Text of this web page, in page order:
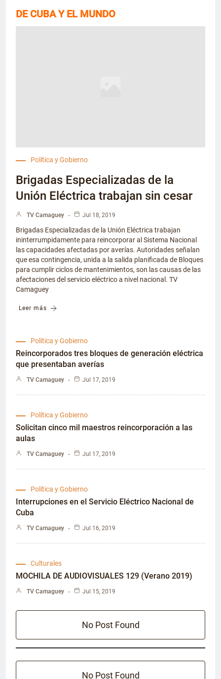
DE CUBA Y EL MUNDO
Política y Gobierno
Brigadas Especializadas de la
Unión Eléctrica trabajan sin cesar
TV Camaguey Jul 18, 2019
Brigadas Especializadas de la Unión Eléctrica trabajan
ininterrumpidamente para reincorporar al Sistema Nacional
las capacidades afectadas por averías. Autoridades señalan
que esa contingencia, unida a la salida planificada de Bloques
para cumplir ciclos de mantenimientos, son las causas de las
afectaciones del servicio eléctrico a nivel nacional. TV
Camaguey
Leer más
Política y Gobierno
Reincorporados tres bloques de generación eléctrica
que presentaban averías
TV Camaguey Jul 17, 2019
Política y Gobierno
Solicitan cinco mil maestros reincorporación a las
aulas
TV Camaguey Jul 17, 2019
Política y Gobierno
Interrupciones en el Servicio Eléctrico Nacional de
Cuba
TV Camaguey Jul 16, 2019
Culturales
MOCHILA DE AUDIOVISUALES 129 (Verano 2019)
TV Camaguey Jul 15, 2019
No Post Found
No Post Found